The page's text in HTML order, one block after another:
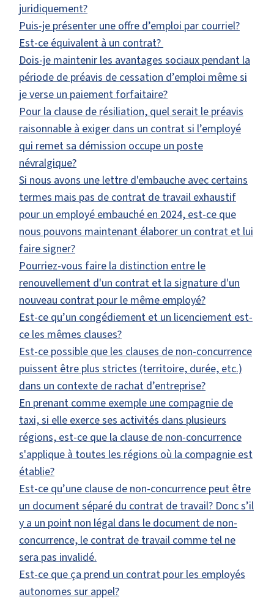
juridiquement?
Puis-je présenter une offre d’emploi par courriel?
Est-ce équivalent à un contrat?
Dois-je maintenir les avantages sociaux pendant la
période de préavis de cessation d’emploi même si
je verse un paiement forfaitaire?
Pour la clause de résiliation, quel serait le préavis
raisonnable à exiger dans un contrat si l’employé
qui remet sa démission occupe un poste
névralgique?
Si nous avons une lettre d'embauche avec certains
termes mais pas de contrat de travail exhaustif
pour un employé embauché en 2024, est-ce que
nous pouvons maintenant élaborer un contrat et lui
faire signer?
Pourriez-vous faire la distinction entre le
renouvellement d'un contrat et la signature d'un
nouveau contrat pour le même employé?
Est-ce qu’un congédiement et un licenciement est-
ce les mêmes clauses?
Est-ce possible que les clauses de non-concurrence
puissent être plus strictes (territoire, durée, etc.)
dans un contexte de rachat d’entreprise?
En prenant comme exemple une compagnie de
taxi, si elle exerce ses activités dans plusieurs
régions, est-ce que la clause de non-concurrence
s'applique à toutes les régions où la compagnie est
établie?
Est-ce qu’une clause de non-concurrence peut être
un document séparé du contrat de travail? Donc s’il
y a un point non légal dans le document de non-
concurrence, le contrat de travail comme tel ne
sera pas invalidé.
Est-ce que ça prend un contrat pour les employés
autonomes sur appel?